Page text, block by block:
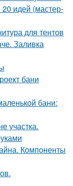
идей (мастер-
для тентов
Заливка
бани
бани:
участка.
Компоненты